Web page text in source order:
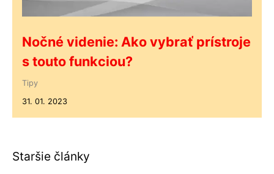
Nočné videnie: Ako vybrať prístroje
s touto funkciou?
Tipy
31. 01. 2023
Staršie články